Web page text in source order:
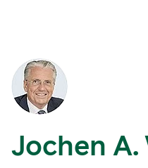
Jochen A.